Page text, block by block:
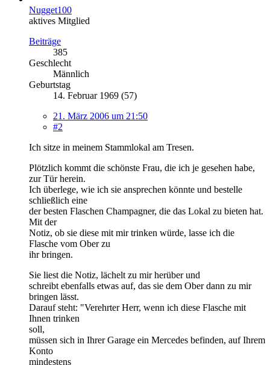
Nugget100
aktives Mitglied
Beiträge
385
Geschlecht
Männlich
Geburtstag
14. Februar 1969 (57)
21. März 2006 um 21:50
#2
Ich sitze in meinem Stammlokal am Tresen.
Plötzlich kommt die schönste Frau, die ich je gesehen habe,
zur Tür herein.
Ich überlege, wie ich sie ansprechen könnte und bestelle
schließlich eine
der besten Flaschen Champagner, die das Lokal zu bieten hat.
Mit der
Notiz, ob sie diese mit mir trinken würde, lasse ich die
Flasche vom Ober zu
ihr bringen.
Sie liest die Notiz, lächelt zu mir herüber und
schreibt ebenfalls etwas auf, das sie dem Ober dann zu mir
bringen lässt.
Darauf steht: "Verehrter Herr, wenn ich diese Flasche mit
Ihnen trinken
soll,
müssen sich in Ihrer Garage ein Mercedes befinden, auf Ihrem
Konto
mindestens